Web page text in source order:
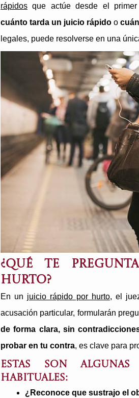
rápidos que actúe desde el primer
cuánto tarda un juicio rápido o
legales, puede resolverse en una
¿Qué te
hurto?
En un juicio rápido por hurto, el
acusación particular, formularán
de forma clara, sin
probar en tu contra, es clave para
Estas son
habituales:
¿Reconoce que sustrajo el